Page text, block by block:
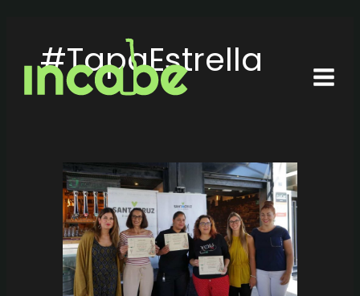
contenido#TapaEstrella
‘LA
VUELTA
AL
MUNDO’
DE
HEINEKEN
ATRAE
A
3.300
COMENSALES,
UN
73%
MÁS
QUE